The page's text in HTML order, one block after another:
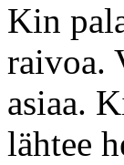
Kin
raivoa.
asiaa.
lähtee